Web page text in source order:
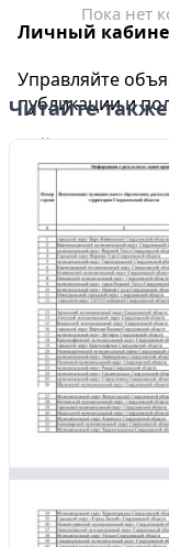
Личный
Управляйте
публикации и
Войти или
Пока нет
Читайте также